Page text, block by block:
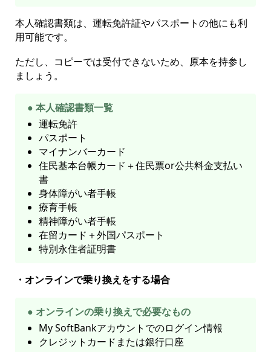
本人確認書類は、運転免許証やパスポートの他にも利
用可能です。
ただし、コピーでは受付できないため、原本を持参し
ましょう。
● 本人確認書類一覧
運転免許
パスポート
マイナンバーカード
住民基本台帳カード＋住民票or公共料金支払い
書
身体障がい者手帳
療育手帳
精神障がい者手帳
在留カード＋外国パスポート
特別永住者証明書
・オンラインで乗り換えをする場合
● オンラインの乗り換えで必要なもの
My SoftBankアカウントでのログイン情報
クレジットカードまたは銀行口座